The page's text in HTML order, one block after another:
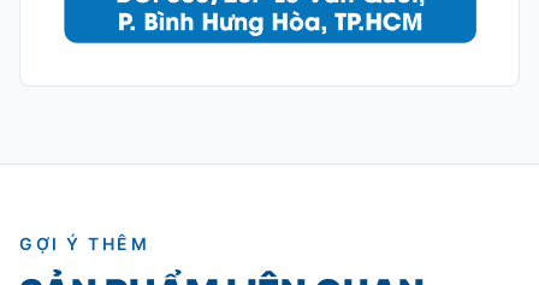
GỢI Ý THÊM